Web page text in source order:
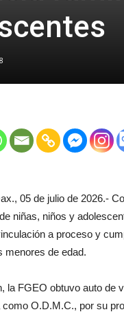
05 de julio de 2026.-
niñas, niños y
a proceso y
menores de edad.
la FGEO obtuvo auto de
O.D.M.C., por su